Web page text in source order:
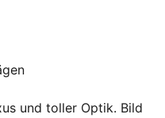
und toller Optik. Bild